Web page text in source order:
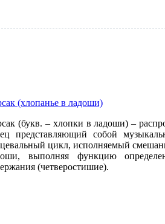
(хлопанье в ладоши)
(букв. – хлопки в ладоши) –
представляющий собой
цикл, исполняемый
выполняя функцию
(четверостишие).